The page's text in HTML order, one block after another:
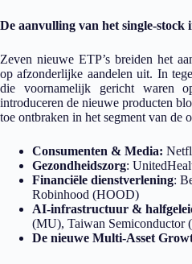
De aanvulling van het single-stock
Zeven nieuwe ETP’s breiden het
op afzonderlijke aandelen uit. In
die voornamelijk gericht waren
introduceren de nieuwe producten
toe ontbraken in het segment van de
Consumenten & Media:
Gezondheidszorg:
Financiële dienstverlening:
Robinhood (HOOD)
AI-infrastructuur &
(MU), Taiwan Semiconductor
De nieuwe Multi-Asset